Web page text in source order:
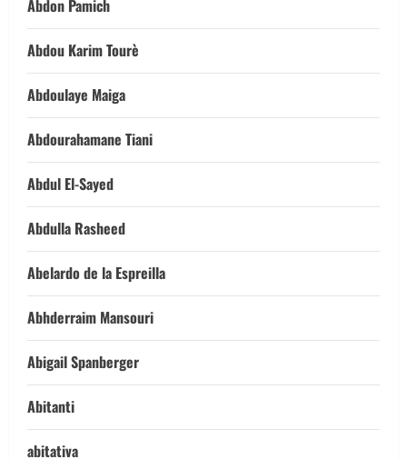
Abdon Pamich
Abdou Karim Tourè
Abdoulaye Maiga
Abdourahamane Tiani
Abdul El-Sayed
Abdulla Rasheed
Abelardo de la Espreilla
Abhderraim Mansouri
Abigail Spanberger
Abitanti
abitativa